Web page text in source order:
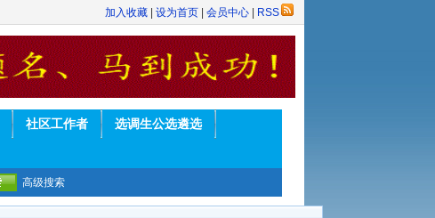
加入收藏 设为首页 会员中心 RSS
社区工作者 选调生公选遴选
高级搜索